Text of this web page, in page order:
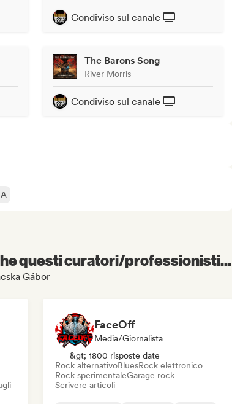
Condiviso sul canale
The Barons Song
River Morris
Condiviso sul canale
questi curatori/professionisti...
Gábor
FaceOff
Media/Giornalista
&gt; 1800 risposte date
Rock alternativoBluesRock elettronico
Rock sperimentaleGarage rock
Scrivere articoli